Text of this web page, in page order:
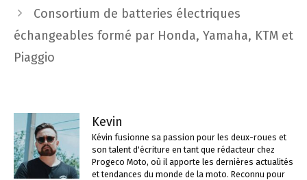
Consortium de batteries électriques
échangeables formé par Honda, Yamaha, KTM et
Piaggio
Kevin
Kévin fusionne sa passion pour les deux-roues et
son talent d'écriture en tant que rédacteur chez
Progeco Moto, où il apporte les dernières actualités
et tendances du monde de la moto. Reconnu pour